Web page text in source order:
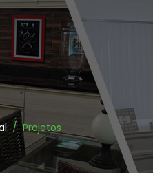
/ Projetos